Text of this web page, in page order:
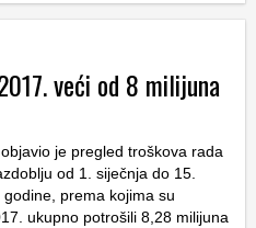
veći od 8 milijuna
je pregled troškova rada
od 1. siječnja do 15.
prema kojima su
ukupno potrošili 8,28 milijuna